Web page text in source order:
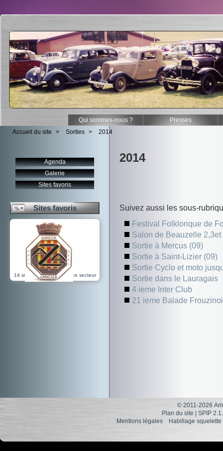
Qui sommes-nous ?
Presses
Accueil du site
> Sorties > 2014
2014
Suivez aussi les sous-
Festival Folklorique de
Salon de Beauzelle 2,3et
Sortie à Mercus (09)
Sortie à Saint-Lizier (09)
Sortie Cyclo et moto
Sortie dans le Lauragais
4 ieme Inter Club
21 ieme Balade
Agenda
Galerie
Sites favoris
Sites favoris
14 sites référencés dans ce secteur
© 2011-2026
Plan du site
SPIP
Mentions légales Habillage